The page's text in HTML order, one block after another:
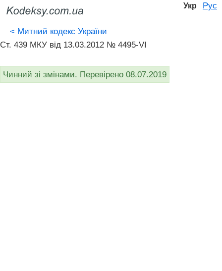
Укр Рус
< Митний кодекс України
Ст. 439 МКУ від 13.03.2012 № 4495-VI
Чинний зі змінами. Перевірено 08.07.2019